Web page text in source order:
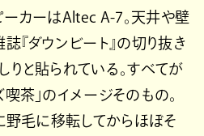
ーカーはAltec A-7。天井や壁
『ダウンビート』の切り抜き
と貼られている。すべてが
茶」のイメージそのもの。
毛に移転してからほぼそ